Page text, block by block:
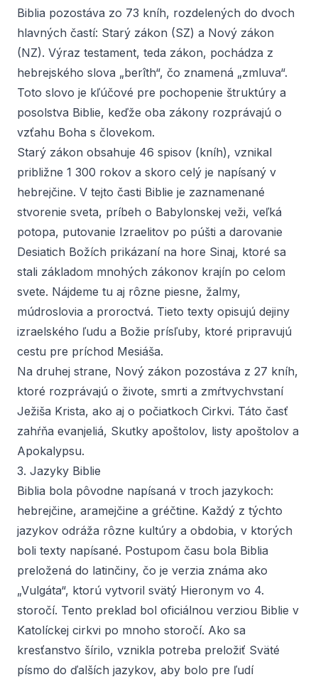
Biblia pozostáva zo 73 kníh, rozdelených do dvoch
hlavných častí: Starý zákon (SZ) a Nový zákon
(NZ). Výraz testament, teda zákon, pochádza z
hebrejského slova „berîth“, čo znamená „zmluva“.
Toto slovo je kľúčové pre pochopenie štruktúry a
posolstva Biblie, keďže oba zákony rozprávajú o
vzťahu Boha s človekom.
Starý zákon obsahuje 46 spisov (kníh), vznikal
približne 1 300 rokov a skoro celý je napísaný v
hebrejčine. V tejto časti Biblie je zaznamenané
stvorenie sveta, príbeh o Babylonskej veži, veľká
potopa, putovanie Izraelitov po púšti a darovanie
Desiatich Božích prikázaní na hore Sinaj, ktoré sa
stali základom mnohých zákonov krajín po celom
svete. Nájdeme tu aj rôzne piesne, žalmy,
múdroslovia a proroctvá. Tieto texty opisujú dejiny
izraelského ľudu a Božie prísľuby, ktoré pripravujú
cestu pre príchod Mesiáša.
Na druhej strane, Nový zákon pozostáva z 27 kníh,
ktoré rozprávajú o živote, smrti a zmŕtvychvstaní
Ježiša Krista, ako aj o počiatkoch Cirkvi. Táto časť
zahŕňa evanjeliá, Skutky apoštolov, listy apoštolov a
Apokalypsu.
3. Jazyky Biblie
Biblia bola pôvodne napísaná v troch jazykoch:
hebrejčine, aramejčine a gréčtine. Každý z týchto
jazykov odráža rôzne kultúry a obdobia, v ktorých
boli texty napísané. Postupom času bola Biblia
preložená do latinčiny, čo je verzia známa ako
„Vulgáta“, ktorú vytvoril svätý Hieronym vo 4.
storočí. Tento preklad bol oficiálnou verziou Biblie v
Katolíckej cirkvi po mnoho storočí. Ako sa
kresťanstvo šírilo, vznikla potreba preložiť Sväté
písmo do ďalších jazykov, aby bolo pre ľudí